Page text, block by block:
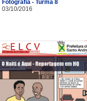
Fotografia - Turma 8
03/10/2016